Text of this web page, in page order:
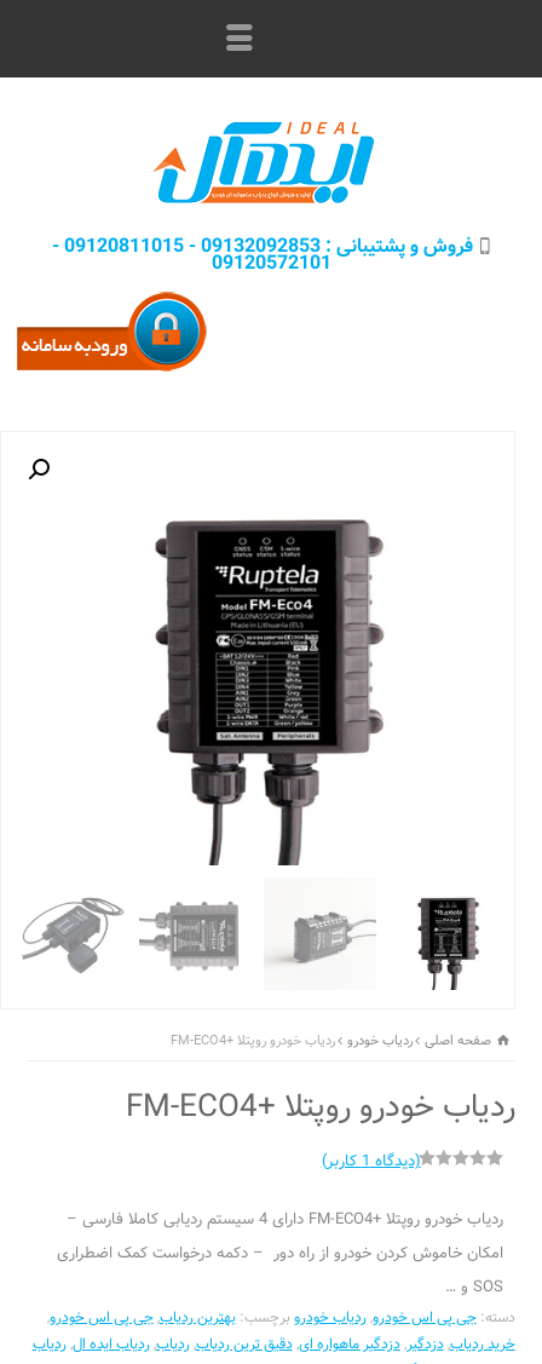
فروش و پشتيبانی : 09132092853 - 09120811015 -
09120572101
صفحه اصلی ردیاب خودرو ردیاب خودرو روپتلا +FM-ECO4
ردیاب خودرو روپتلا +FM-ECO4
امتیازدهی
مشتری
(دیدگاه1کاربر)
ردیاب خودرو روپتلا +FM-ECO4 دارای 4 سیستم ردیابی کاملا فارسی –
امکان خاموش کردن خودرو از راه دور – دکمه درخواست کمک اضطراری
SOS و …
دسته:جی پی اس خودرو,ردیاب خودرو برچسب:بهترین ردیاب,جی پی اس خودرو,
خرید ردیاب,دزدگیر,دزدگیر ماهواره ای,دقیق ترین ردیاب,ردیاب,ردیاب ایده ال,ردیاب